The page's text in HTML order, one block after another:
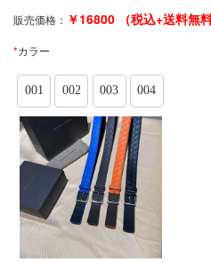
販売価格： ￥16800 （税込+送料無
*カラー
001 002 003 004